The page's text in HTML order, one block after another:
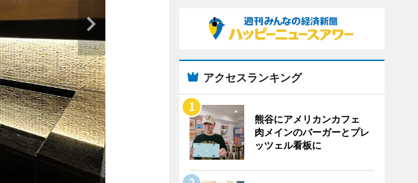
アクセスランキング
熊谷にアメリカンカフェ
肉メインのバーガーとプレ
ッツェル看板に